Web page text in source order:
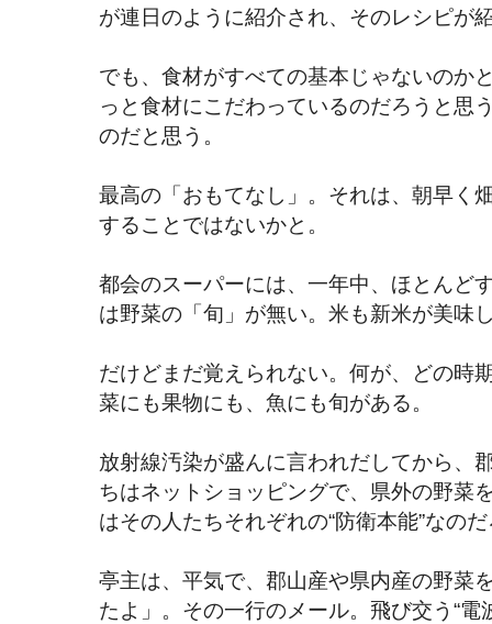
が連日のように紹介され、そのレシピが
でも、食材がすべての基本じゃないのか
っと食材にこだわっているのだろうと思
のだと思う。
最高の「おもてなし」。それは、朝早く
することではないかと。
都会のスーパーには、一年中、ほとんど
は野菜の「旬」が無い。米も新米が美味
だけどまだ覚えられない。何が、どの時
菜にも果物にも、魚にも旬がある。
放射線汚染が盛んに言われだしてから、
ちはネットショッピングで、県外の野菜
はその人たちそれぞれの“防衛本能”なの
亭主は、平気で、郡山産や県内産の野菜
たよ」。その一行のメール。飛び交う“